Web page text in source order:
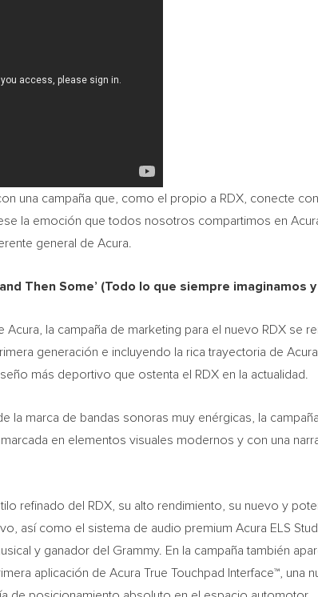
una campaña que, como el propio a RDX, conecte
la emoción que todos nosotros compartimos en
general de Acura.
Then Some’ (Todo lo que siempre imaginamos
Acura, la campaña de marketing para el nuevo RDX se
generación e incluyendo la rica trayectoria de
más deportivo que ostenta el RDX en la actualidad.
la marca de bandas sonoras muy enérgicas, la
en elementos visuales modernos y con una
refinado del RDX, su alto rendimiento, su nuevo y
así como el sistema de audio premium Acura ELS
y ganador del Grammy. En la campaña también
aplicación de Acura True Touchpad Interface™, una